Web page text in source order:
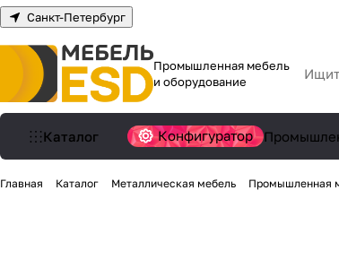
Санкт-Петербург
Промышленная мебель
и оборудование
Каталог Конфигуратор
Главная Каталог Металлическая мебель Промышленная